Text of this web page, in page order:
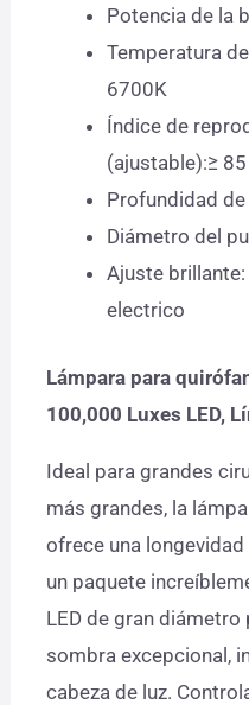
Potencia de la
Temperatura
6700K
Índice de
(ajustable):≥ 85
Profundidad
Diámetro del
Ajuste brillante:
electrico
Lámpara para
100,000 Luxes LED,
Ideal para grandes
más grandes, la
ofrece una
un paquete
LED de gran
sombra excepcional,
cabeza de luz.